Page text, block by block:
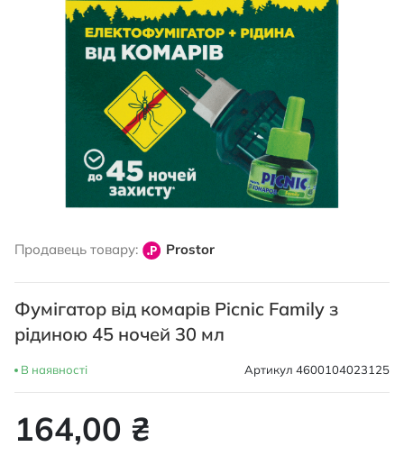
початку
зображень
Продавець товару: Prostor
Фумігатор від комарів Picnic Family з
рідиною 45 ночей 30 мл
В наявності Артикул 4600104023125
164,00 ₴